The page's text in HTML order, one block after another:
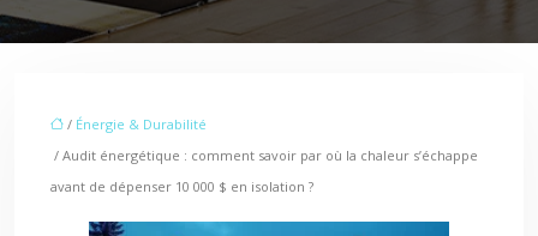
/ Énergie & Durabilité
/ Audit énergétique : comment savoir par où la chaleur s’échappe
avant de dépenser 10 000 $ en isolation ?